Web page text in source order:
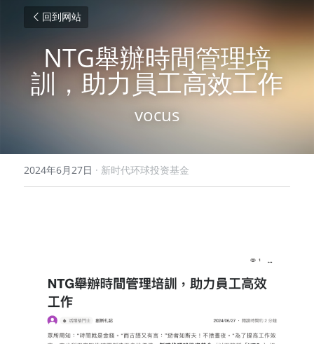
回到网站
NTG舉辦時間管理培
訓，助力員工高效工作
vocus
2024年6月27日 · 新时代环球投资基金